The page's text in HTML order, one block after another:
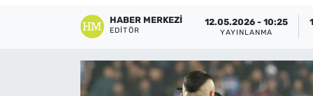
HABER MERKEZI
EDITÖR
12.05.2026 - 10:25
YAYINLANMA
Haber Arşivi